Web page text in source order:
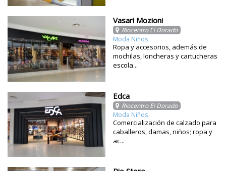
Vasari Mozioni
Riocentro El Dorado
Moda Niños
Ropa y accesorios, además de
mochilas, loncheras y cartucheras
escola...
Edca
Riocentro El Dorado
Moda Niños
Comercialización de calzado para
caballeros, damas, niños; ropa y
ac...